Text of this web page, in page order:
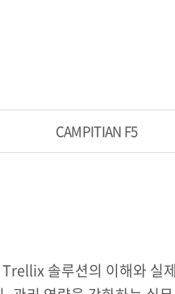
CAMPITIAN F5
솔루션의 이해와 실